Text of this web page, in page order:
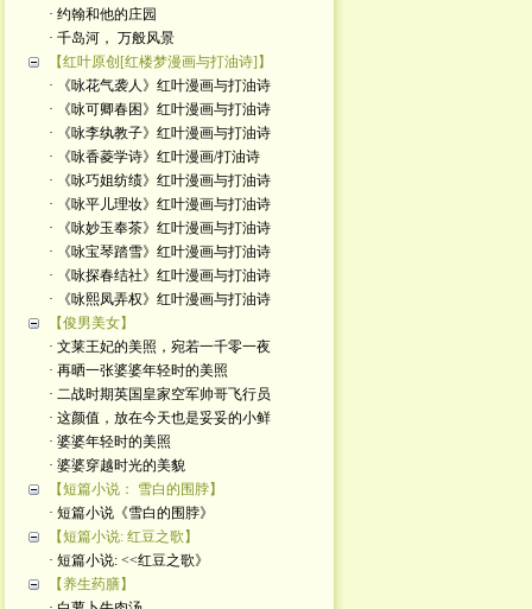
· 约翰和他的庄园
· 千岛河， 万般风景
【红叶原创[红楼梦漫画与打油诗]】
· 《咏花气袭人》红叶漫画与打油诗
· 《咏可卿春困》红叶漫画与打油诗
· 《咏李纨教子》红叶漫画与打油诗
· 《咏香菱学诗》红叶漫画/打油诗
· 《咏巧姐纺绩》红叶漫画与打油诗
· 《咏平儿理妆》红叶漫画与打油诗
· 《咏妙玉奉茶》红叶漫画与打油诗
· 《咏宝琴踏雪》红叶漫画与打油诗
· 《咏探春结社》红叶漫画与打油诗
· 《咏熙凤弄权》红叶漫画与打油诗
【俊男美女】
· 文莱王妃的美照，宛若一千零一夜
· 再晒一张婆婆年轻时的美照
· 二战时期英国皇家空军帅哥飞行员
· 这颜值，放在今天也是妥妥的小鲜
· 婆婆年轻时的美照
· 婆婆穿越时光的美貌
【短篇小说： 雪白的围脖】
· 短篇小说《雪白的围脖》
【短篇小说: 红豆之歌】
· 短篇小说: <<红豆之歌》
【养生药膳】